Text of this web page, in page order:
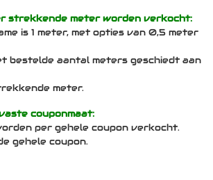
strekkende meter worden verkocht:
is 1 meter, met opties van 0,5 meter
bestelde aantal meters geschiedt aan
meter.
couponmaat:
per gehele coupon verkocht.
gehele coupon.